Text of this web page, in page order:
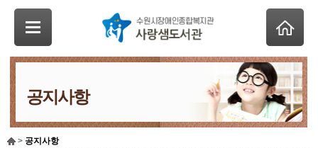
> 공지사항
공지사항